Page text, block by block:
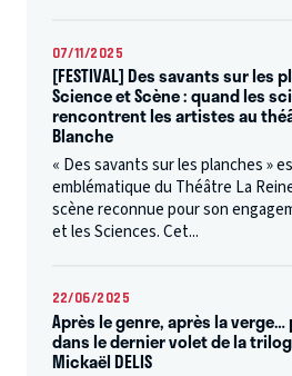
07/11/2025
[FESTIVAL] Des savants sur les
Science et Scène : quand les
rencontrent les artistes au
Blanche
« Des savants sur les planches »
emblématique du Théâtre La
scène reconnue pour son
et les Sciences. Cet...
22/06/2025
Après le genre, après la verge…
dans le dernier volet de la
Mickaël DELIS